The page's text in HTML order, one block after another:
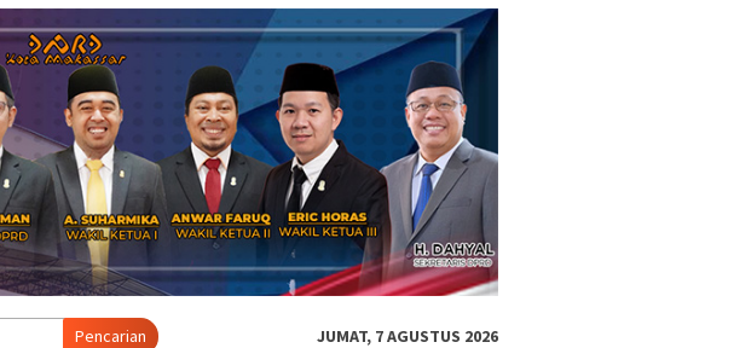
Pencarian JUMAT, 7 AGUSTUS 2026